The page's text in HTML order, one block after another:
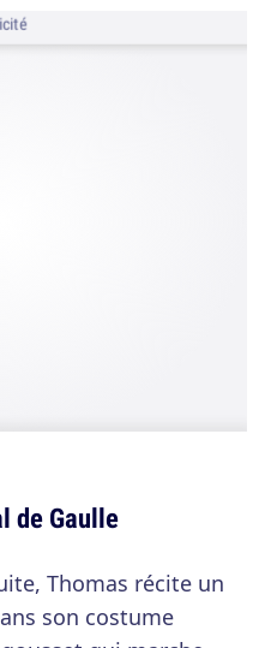
de Gaulle
Thomas récite un
son costume